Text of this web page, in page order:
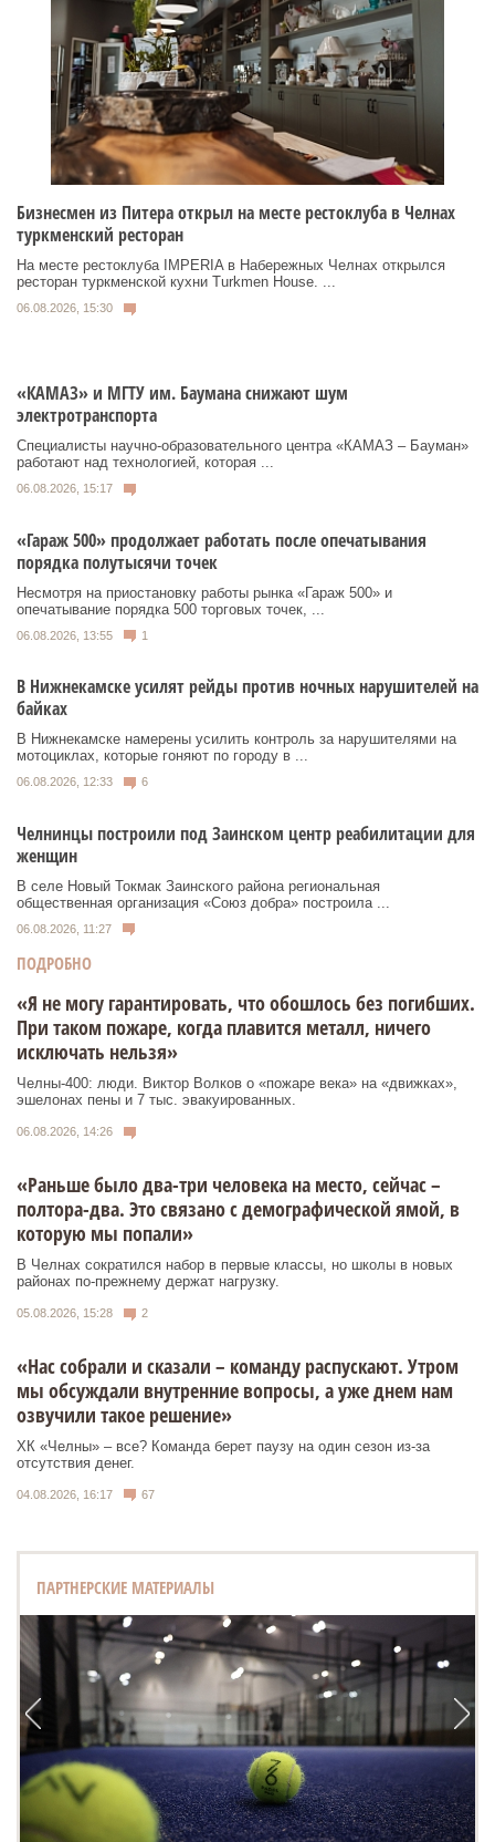
Бизнесмен из Питера открыл на месте рестоклуба в Челнах
туркменский ресторан
На месте рестоклуба IMPERIA в Набережных Челнах открылся
ресторан туркменской кухни Turkmen House. ...
06.08.2026, 15:30
«КАМАЗ» и МГТУ им. Баумана снижают шум
электротранспорта
Специалисты научно-образовательного центра «КАМАЗ – Бауман»
работают над технологией, которая ...
06.08.2026, 15:17
«Гараж 500» продолжает работать после опечатывания
порядка полутысячи точек
Несмотря на приостановку работы рынка «Гараж 500» и
опечатывание порядка 500 торговых точек, ...
06.08.2026, 13:55 1
В Нижнекамске усилят рейды против ночных нарушителей на
байках
В Нижнекамске намерены усилить контроль за нарушителями на
мотоциклах, которые гоняют по городу в ...
06.08.2026, 12:33 6
Челнинцы построили под Заинском центр реабилитации для
женщин
В селе Новый Токмак Заинского района региональная
общественная организация «Союз добра» построила ...
06.08.2026, 11:27
ПОДРОБНО
«Я не могу гарантировать, что обошлось без погибших.
При таком пожаре, когда плавится металл, ничего
исключать нельзя»
Челны-400: люди. Виктор Волков о «пожаре века» на «движках»,
эшелонах пены и 7 тыс. эвакуированных.
06.08.2026, 14:26
«Раньше было два-три человека на место, сейчас –
полтора-два. Это связано с демографической ямой, в
которую мы попали»
В Челнах сократился набор в первые классы, но школы в новых
районах по-прежнему держат нагрузку.
05.08.2026, 15:28 2
«Нас собрали и сказали – команду распускают. Утром
мы обсуждали внутренние вопросы, а уже днем нам
озвучили такое решение»
ХК «Челны» – все? Команда берет паузу на один сезон из-за
отсутствия денег.
04.08.2026, 16:17 67
ПАРТНЕРСКИЕ МАТЕРИАЛЫ